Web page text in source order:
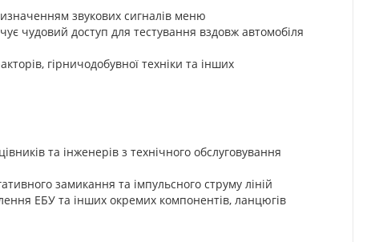
звукових сигналів меню
чудовий доступ для тестування вздовж автомобіля
гірничодобувної техніки та інших
та інженерів з технічного обслуговування
замикання та імпульсного струму ліній
ЕБУ та інших окремих компонентів, ланцюгів